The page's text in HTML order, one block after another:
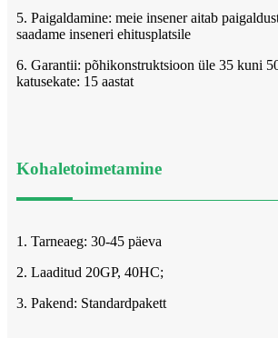
5. Paigaldamine: meie insener aitab
saadame inseneri ehitusplatsile
6. Garantii: põhikonstruktsioon üle 35 kuni
katusekate: 15 aastat
Kohaletoimetamine
1. Tarneaeg: 30-45 päeva
2. Laaditud 20GP, 40HC;
3. Pakend: Standardpakett